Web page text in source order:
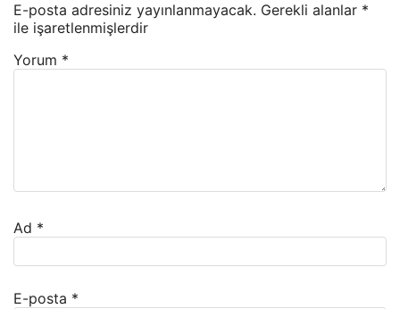
E-posta adresiniz yayınlanmayacak. Gerekli alanlar *
ile işaretlenmişlerdir
Yorum *
Ad *
E-posta *